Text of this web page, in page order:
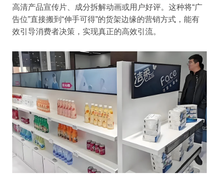
高清产品宣传片、成分拆解动画或用户好评。这种将“广
告位”直接搬到“伸手可得”的货架边缘的营销方式，能有
效引导消费者决策，实现真正的高效引流。